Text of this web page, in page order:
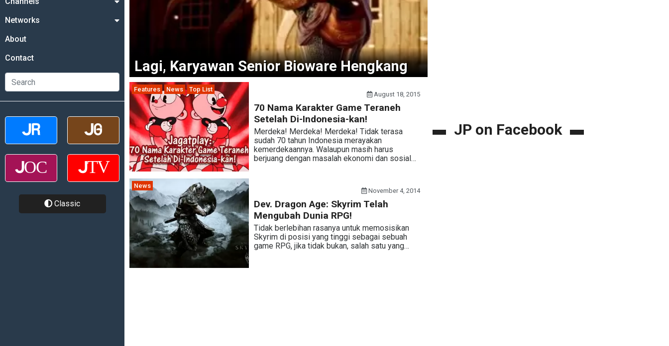
Networks
About
Contact
Classic
Lagi, Karyawan Senior Bioware Hengkang
Features News Top List
August 18, 2015
70 Nama Karakter Game Teraneh
Setelah Di-Indonesia-kan!
Merdeka! Merdeka! Merdeka! Tidak terasa
sudah 70 tahun Indonesia merayakan
kemerdekaannya. Walaupun masih harus
berjuang dengan masalah ekonomi dan sosial…
News
November 4, 2014
Dev. Dragon Age: Skyrim Telah
Mengubah Dunia RPG!
Tidak berlebihan rasanya untuk memosisikan
Skyrim di posisi yang tinggi sebagai sebuah
game RPG, jika tidak bukan, salah satu yang…
JP on Facebook